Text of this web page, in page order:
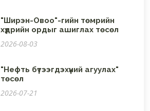
"Ширэн-Овоо"-гийн төмрийн
хүдрийн ордыг ашиглах төсөл
2026-08-03
"Нефть бүтээгдэхүүний агуулах"
төсөл
2026-07-21